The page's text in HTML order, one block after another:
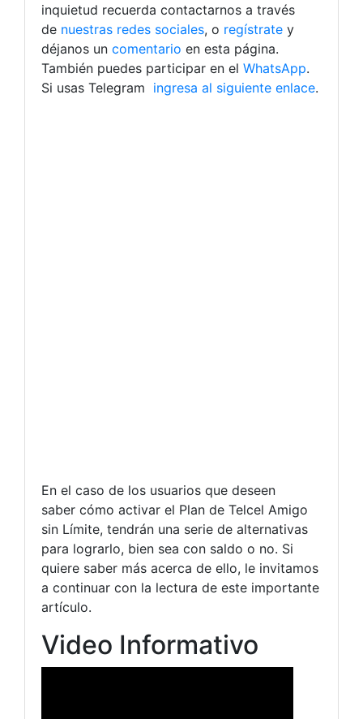
inquietud recuerda contactarnos a través
de nuestras redes sociales, o regístrate y
déjanos un comentario en esta página.
También puedes participar en el WhatsApp.
Si usas Telegram ingresa al siguiente enlace.
En el caso de los usuarios que deseen
saber cómo activar el Plan de Telcel Amigo
sin Límite, tendrán una serie de alternativas
para lograrlo, bien sea con saldo o no. Si
quiere saber más acerca de ello, le invitamos
a continuar con la lectura de este importante
artículo.
Video Informativo